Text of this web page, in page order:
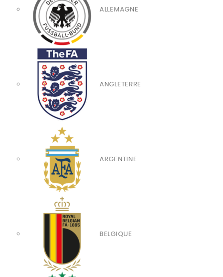
ALLEMAGNE
ANGLETERRE
ARGENTINE
BELGIQUE